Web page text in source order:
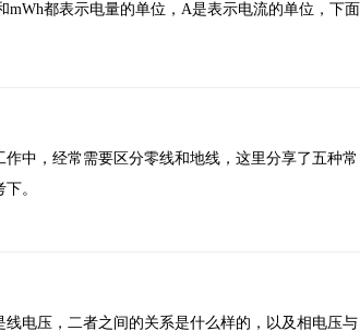
mWh都表示电量的单位，A是表示电流的单位，下面
中，经常需要区分零线和地线，这里分享了五种常
。
电压，二者之间的关系是什么样的，以及相电压与